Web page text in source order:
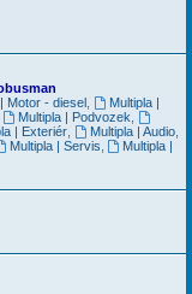
Motor - diesel,
Multipla |
Multipla | Podvozek
| Exteriér, Multipla | Audio,
Multipla | Servis
Multipla |